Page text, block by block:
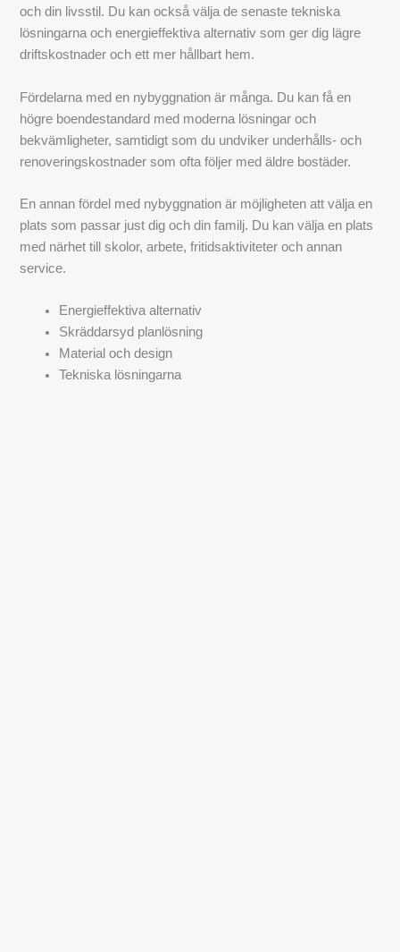
och din livsstil. Du kan också välja de senaste tekniska
lösningarna och energieffektiva alternativ som ger dig lägre
driftskostnader och ett mer hållbart hem.
Fördelarna med en nybyggnation är många. Du kan få en
högre boendestandard med moderna lösningar och
bekvämligheter, samtidigt som du undviker underhålls- och
renoveringskostnader som ofta följer med äldre bostäder.
En annan fördel med nybyggnation är möjligheten att välja en
plats som passar just dig och din familj. Du kan välja en plats
med närhet till skolor, arbete, fritidsaktiviteter och annan
service.
Energieffektiva alternativ
Skräddarsyd planlösning
Material och design
Tekniska lösningarna